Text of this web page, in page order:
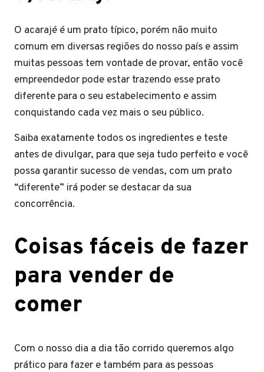
O acarajé é um prato típico, porém não muito
comum em diversas regiões do nosso país e assim
muitas pessoas tem vontade de provar, então você
empreendedor pode estar trazendo esse prato
diferente para o seu estabelecimento e assim
conquistando cada vez mais o seu público.
Saiba exatamente todos os ingredientes e teste
antes de divulgar, para que seja tudo perfeito e você
possa garantir sucesso de vendas, com um prato
“diferente” irá poder se destacar da sua
concorrência.
Coisas fáceis de fazer
para vender de
comer
Com o nosso dia a dia tão corrido queremos algo
prático para fazer e também para as pessoas